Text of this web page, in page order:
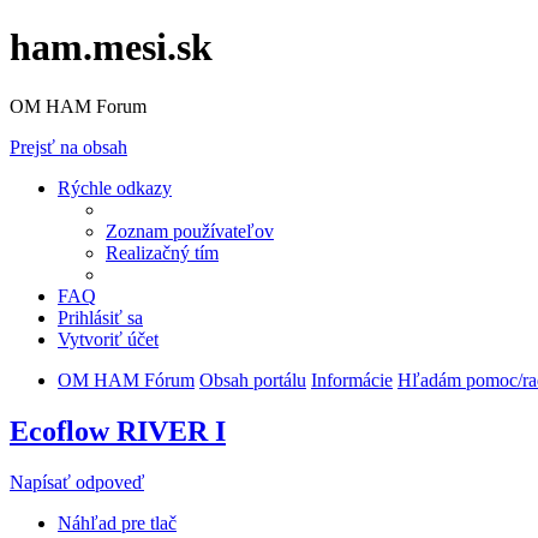
ham.mesi.sk
OM HAM Forum
Prejsť na obsah
Rýchle odkazy
Zoznam používateľov
Realizačný tím
FAQ
Prihlásiť sa
Vytvoriť účet
OM HAM Fórum Obsah portálu Informácie Hľadám pomoc/
Ecoflow RIVER I
Napísať odpoveď
Náhľad pre tlač